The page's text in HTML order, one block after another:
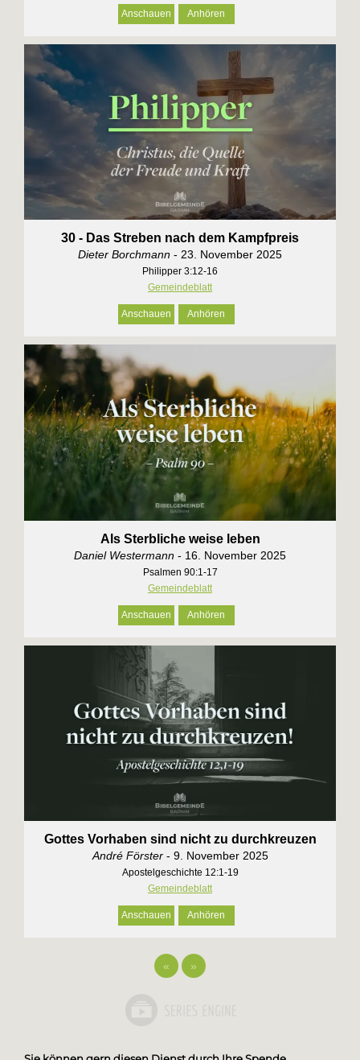
Anschauen Anhören
30 - Das Streben nach dem Kampfpreis
Dieter Borchmann - 23. November 2025
Philipper 3:12-16
Gemeindeblatt
Anschauen Anhören
Als Sterbliche weise leben
Daniel Westermann - 16. November 2025
Psalmen 90:1-17
Gemeindeblatt
Anschauen Anhören
Gottes Vorhaben sind nicht zu durchkreuzen
André Förster- 9. November 2025
Apostelgeschichte 12:1-19
Gemeindeblatt
Anschauen Anhören
« »